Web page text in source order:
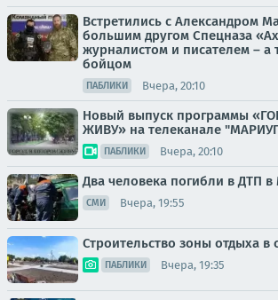
Встретились с Александром
большим другом Спецназа
журналистом и писателем – а
бойцом
ПАБЛИКИ Вчера, 20:10
Новый выпуск программы
ЖИВУ» на телеканале
ПАБЛИКИ Вчера, 20:10
Два человека погибли в ДТП
СМИ Вчера, 19:55
Строительство зоны отдыха в
ПАБЛИКИ Вчера, 19:35